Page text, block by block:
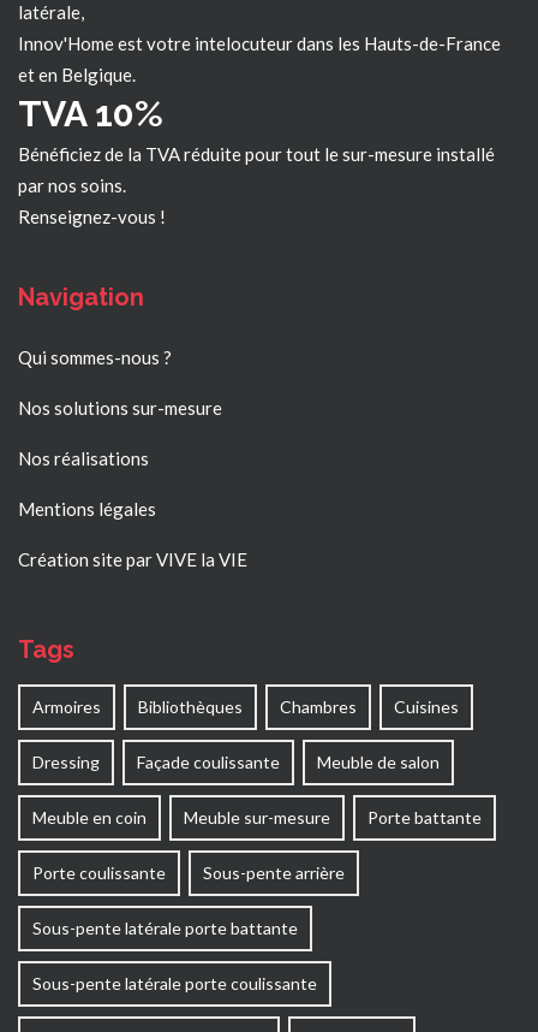
latérale,
Innov'Home est votre intelocuteur dans les Hauts-de-France
et en Belgique.
TVA 10%
Bénéficiez de la TVA réduite pour tout le sur-mesure installé
par nos soins.
Renseignez-vous !
Navigation
Qui sommes-nous ?
Nos solutions sur-mesure
Nos réalisations
Mentions légales
Création site par VIVE la VIE
Tags
Armoires Bibliothèques Chambres Cuisines
Dressing Façade coulissante Meuble de salon
Meuble en coin Meuble sur-mesure Porte battante
Porte coulissante Sous-pente arrière
Sous-pente latérale porte battante
Sous-pente latérale porte coulissante